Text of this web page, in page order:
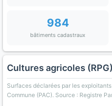
984
bâtiments cadastraux
Cultures agricoles (RPG)
Surfaces déclarées par les
Commune (PAC). Source : Registre